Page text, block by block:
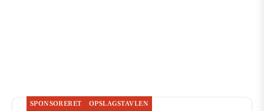
SPONSORERET OPSLAGSTAVLEN